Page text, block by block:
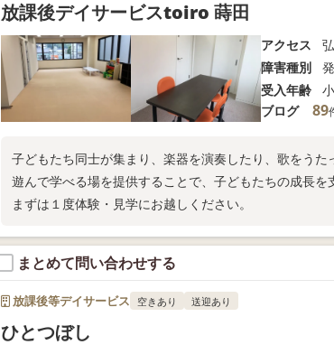
放課後デイサービスtoiro 蒔田
アクセス
障害種別
受入年齢
ブログ
89
子どもたち同士が集まり、楽器を演奏したり、歌をうた
遊んで学べる場を提供することで、子どもたちの成長を
まずは１度体験・見学にお越しください。
まとめて問い合わせする
放課後等デイサービス 空きあり 送迎あり
ひとつぼし